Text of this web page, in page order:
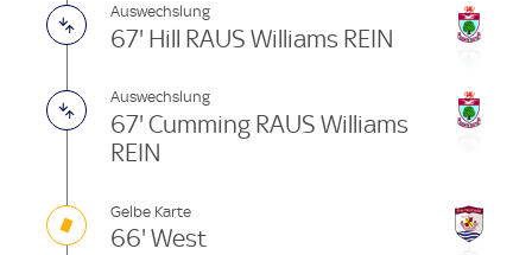
Auswechslung
67' Hill RAUS Williams REIN
Auswechslung
67' Cumming RAUS Williams
REIN
Gelbe Karte
66' West